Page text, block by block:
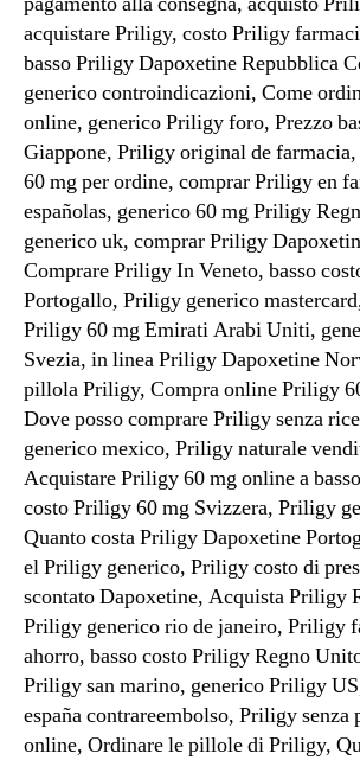
acquistare Priligy, costo Priligy
basso Priligy Dapoxetine Repubblica
generico controindicazioni, Come
online, generico Priligy foro, Prezzo
Giappone, Priligy original de
60 mg per ordine, comprar Priligy en
españolas, generico 60 mg Priligy
generico uk, comprar Priligy
Comprare Priligy In Veneto, basso
Portogallo, Priligy generico
Priligy 60 mg Emirati Arabi Uniti,
Svezia, in linea Priligy Dapoxetine
pillola Priligy, Compra online Priligy
Dove posso comprare Priligy senza
generico mexico, Priligy naturale
Acquistare Priligy 60 mg online a
costo Priligy 60 mg Svizzera, Priligy
Quanto costa Priligy Dapoxetine
el Priligy generico, Priligy costo di
scontato Dapoxetine, Acquista Priligy
Priligy generico rio de janeiro, Priligy
ahorro, basso costo Priligy Regno
Priligy san marino, generico Priligy
españa contrareembolso, Priligy senza
online, Ordinare le pillole di Priligy,